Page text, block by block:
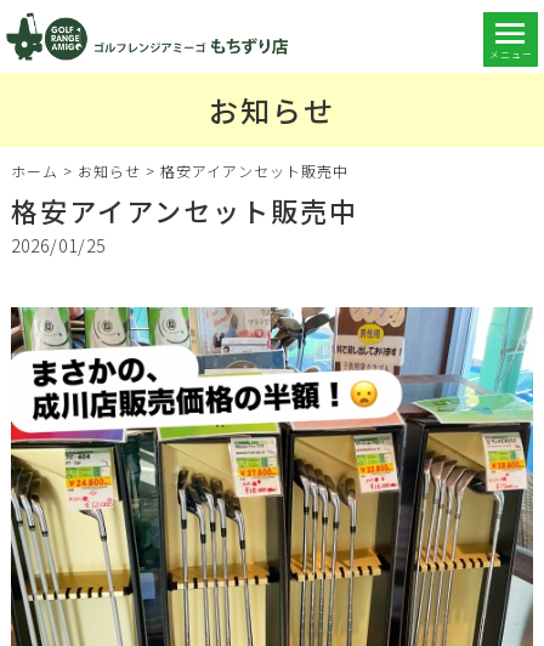
メニュー
お知らせ
ホーム > お知らせ > 格安アイアンセット販売中
格安アイアンセット販売中
2026/01/25